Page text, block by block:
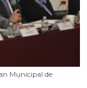
Municipal de